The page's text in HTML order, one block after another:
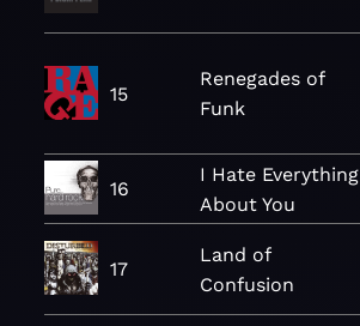
15
Renegades of
Funk
16
I Hate Everything
About You
17
Land of
Confusion